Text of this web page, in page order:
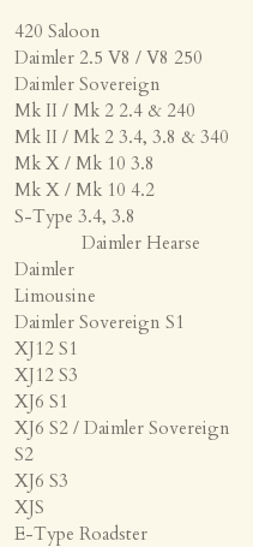
420 Saloon
Daimler 2.5 V8 / V8 250
Daimler Sovereign
Mk II / Mk 2 2.4 & 240
Mk II / Mk 2 3.4, 3.8 & 340
Mk X / Mk 10 3.8
Mk X / Mk 10 4.2
S-Type 3.4, 3.8
Daimler Hearse
Daimler
Limousine
Daimler Sovereign S1
XJ12 S1
XJ12 S3
XJ6 S1
XJ6 S2 / Daimler Sovereign
S2
XJ6 S3
XJS
E-Type Roadster